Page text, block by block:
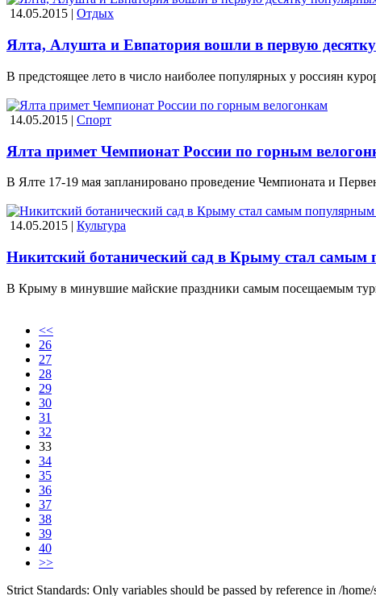
14.05.2015 | Отдых
Ялта, Алушта и Евпатория вошли в первую
В предстоящее лето в число наиболее популярных у россиян
14.05.2015 | Спорт
Ялта примет Чемпионат России по горным
В Ялте 17-19 мая запланировано проведение Чемпионата и
14.05.2015 | Культура
Никитский ботанический сад в Крыму стал самым
В Крыму в минувшие майские праздники самым посещаемым
<<
26
27
28
29
30
31
32
33
34
35
36
37
38
39
40
>>
Strict Standards: Only variables should be passed by reference in /